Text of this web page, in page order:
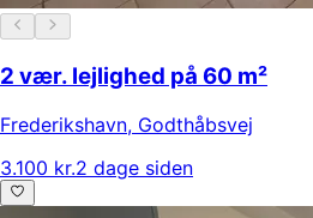
2 vær. lejlighed på 60 m²
Frederikshavn, Godthåbsvej
3.100 kr.2 dage siden